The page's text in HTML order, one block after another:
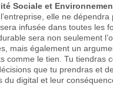
Sociale et
elle ne dépendra
infusée dans toutes les
sera non seulement
mais également un
comme le tien. Tu tiendras
que tu prendras et
du digital et leur